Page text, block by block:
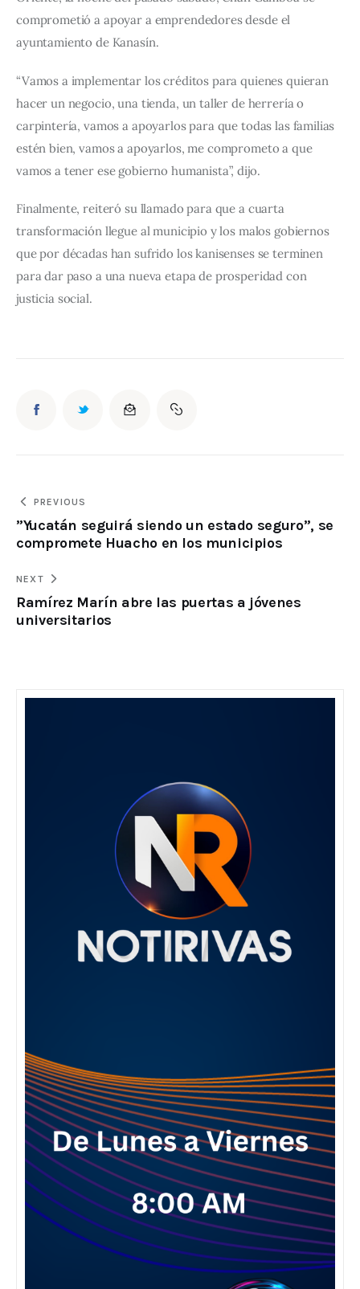
comprometió a apoyar a emprendedores desde el
ayuntamiento de Kanasín.
“Vamos a implementar los créditos para quienes quieran
hacer un negocio, una tienda, un taller de herrería o
carpintería, vamos a apoyarlos para que todas las familias
estén bien, vamos a apoyarlos, me comprometo a que
vamos a tener ese gobierno humanista”, dijo.
Finalmente, reiteró su llamado para que a cuarta
transformación llegue al municipio y los malos gobiernos
que por décadas han sufrido los kanisenses se terminen
para dar paso a una nueva etapa de prosperidad con
justicia social.
PREVIOUS
”Yucatán seguirá siendo un estado seguro”, se
compromete Huacho en los municipios
NEXT
Ramírez Marín abre las puertas a jóvenes
universitarios